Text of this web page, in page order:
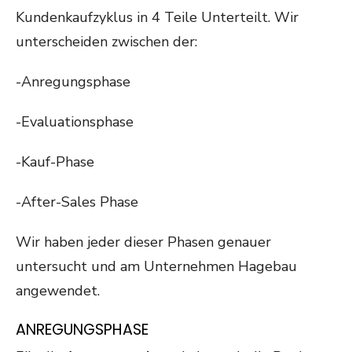
Kundenkaufzyklus in 4 Teile Unterteilt. Wir
unterscheiden zwischen der:
-Anregungsphase
-Evaluationsphase
-Kauf-Phase
-After-Sales Phase
Wir haben jeder dieser Phasen genauer
untersucht und am Unternehmen Hagebau
angewendet.
ANREGUNGSPHASE